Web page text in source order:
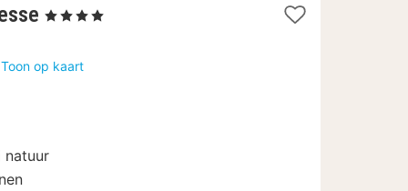
1
vanaf
139
, 4 Sterren
Toon op kaart
natuur